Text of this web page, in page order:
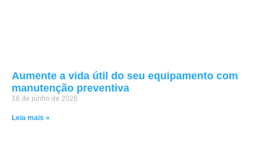
Aumente a vida útil do seu equipamento com
manutenção preventiva
18 de junho de 2026
Leia mais »